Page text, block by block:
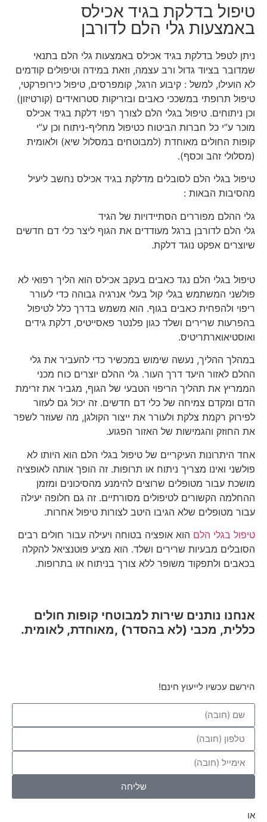
טיפול בדלקת בגיד אכילס
באמצעות גלי הלם לדורבן
ניתן לטפל בדלקת בגיד אכילס באמצעות גלי הלם בתנאי
שמדובר בציוד גדול ורב עצמה, וזאת במידה וטיפולים קודמים
לא הועילו, למשל : קיבוע הרגל, קומפרסים, טיפול כירופרקטי,
טיפול תרופתי במשככי כאבים ובזריקות סטרואידים (קורטיזון)
וכן ניתוחים. טיפול בגלי הלם לצורך רפוי דלקת בגיד אכילס
מוכר ע”י כל חברות הביטוח כטיפול מחליף-ניתוח וכן ע”י
קופות החולים מאוחדת (למבוטחים במסלול שיא) ולאומית
(מסלולי זהב וכסף).
טיפול בגלי הלם לסובלים מדלקת בגיד אכילס נחשב ליעיל
מהסיבות הבאות :
גלי ההלם מפוררים הסתיידויות של הגיד
גלי הלם לדורבן ברגל מעודדים את הגוף ליצר כלי דם חדשים
שיוצרים אפקט נוגד דלקת.
טיפול בגלי הלם נגד כאבים בעקב אכילס הוא הליך רפואי לא
פולשני המשתמש בגלי קול בעלי אנרגיה גבוהה כדי לעורר
ריפוי ולהפחית כאבים בגוף. הוא משמש בדרך כלל לטיפול
בהפרעות שרירים ושלד כגון פלנטר פאסייטיס, דלקת גידים
ואוסטיאוארתריטיס.
במהלך ההליך, נעשה שימוש במכשיר כדי להעביר את גלי
ההלם לאזור היעד דרך העור. גלי ההלם יוצרים כוח מכני
הממריץ את תהליך הריפוי הטבעי של הגוף, מגביר את זרימת
הדם ומקדם צמיחה של כלי דם חדשים. זה יכול גם לעזור
לפירוק רקמת צלקת ולעורר את ייצור הקולגן, מה שעוזר לשפר
את החוזק והגמישות של האזור הפגוע.
אחד היתרונות העיקריים של טיפול בגלי הלם הוא היותו לא
פולשני ואינו מצריך ניתוח או תרופות. זה הופך אותה לאופציה
מושכת עבור מטופלים שרוצים להימנע מהסיכונים ומזמן
ההחלמה הקשורים לטיפולים מסורתיים. זה גם חלופה יעילה
עבור מטופלים שלא הגיבו היטב לצורות טיפול אחרות.
טיפול בגלי הלם הוא אופציה בטוחה ויעילה עבור חולים רבים
הסובלים מבעיות שרירים ושלד. הוא מציע פוטנציאל להקלה
בכאבים ולתפקוד משופר ללא צורך בניתוח או בתרופות.
אנחנו נותנים שירות למבוטחי קופות חולים
כללית, מכבי (לא בהסדר) ,מאוחדת, לאומית.
הירשם עכשיו לייעוץ חינם!
שליחה
או